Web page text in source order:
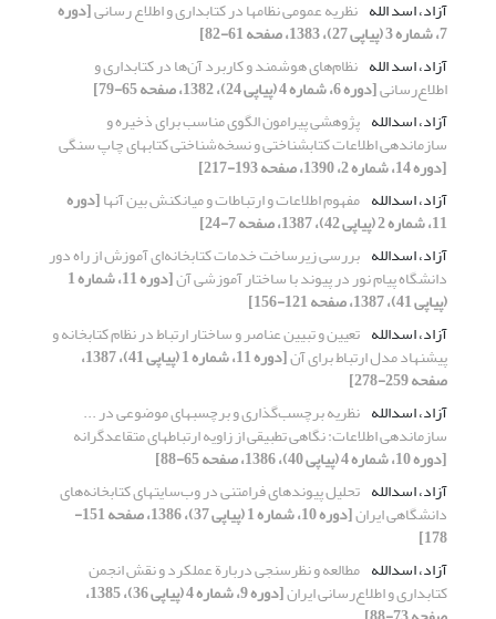
آزاد، اسد الله نظریه عمومی نظامها در کتابداری و اطلاع رسانی[دوره
7، شماره 3 (پیاپی 27)، 1383، صفحه 61-82]
آزاد، اسد الله نظام‌های هوشمند و کاربرد آن‌ها در کتابداری و
اطلاع‌رسانی[دوره 6، شماره 4 (پیاپی 24)، 1382، صفحه 65-79]
آزاد، اسدالله پژوهشی پیرامون الگوی مناسب برای ذخیره و
سازماندهی اطلاعات کتابشناختی و نسخه‌شناختی کتابهای چاپ سنگی
[دوره 14، شماره 2، 1390، صفحه 193-217]
آزاد، اسدالله مفهوم اطلاعات و ارتباطات و میانکنش بین آنها[دوره
11، شماره 2 (پیاپی 42)، 1387، صفحه 7-24]
آزاد، اسدالله بررسی زیرساخت خدمات کتابخانه‌ای آموزش از راه دور
دانشگاه پیام نور در پیوند با ساختار آموزشی آن [دوره 11، شماره 1
(پیاپی 41)، 1387، صفحه 121-156]
آزاد، اسدالله تعیین و تبیین عناصر و ساختار ارتباط در نظام کتابخانه و
پیشنهاد مدل ارتباط برای آن [دوره 11، شماره 1 (پیاپی 41)، 1387،
صفحه 259-278]
آزاد، اسدالله نظریه برچسب‌گذاری و برچسبهای موضوعی در ...
سازماندهی اطلاعات: نگاهی تطبیقی از زاویه ارتباطهای متقاعدگرانه
[دوره 10، شماره 4 (پیاپی 40)، 1386، صفحه 65-88]
آزاد، اسدالله تحلیل پیوندهای فرامتنی در وب‌سایتهای کتابخانه‌های
دانشگاهی ایران [دوره 10، شماره 1 (پیاپی 37)، 1386، صفحه 151-
178]
آزاد، اسدالله مطالعه و نظرسنجی دربارة عملکرد و نقش انجمن
کتابداری و اطلاع‌رسانی ایران [دوره 9، شماره 4 (پیاپی 36)، 1385،